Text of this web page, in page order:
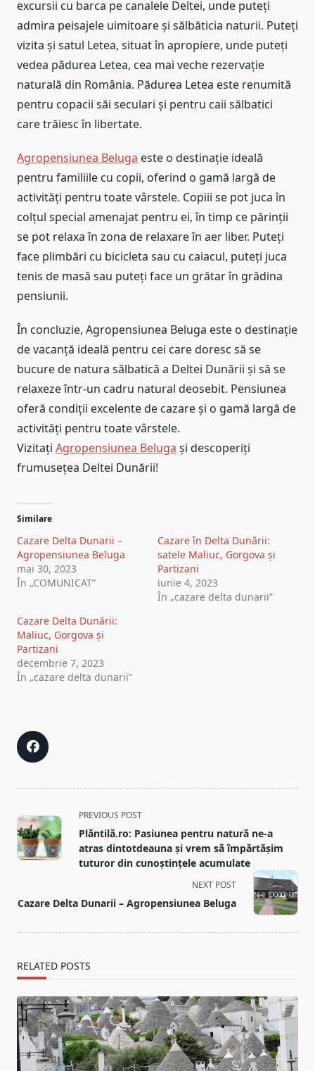
excursii cu barca pe canalele Deltei, unde puteți
admira peisajele uimitoare și sălbăticia naturii. Puteți
vizita și satul Letea, situat în apropiere, unde puteți
vedea pădurea Letea, cea mai veche rezervație
naturală din România. Pădurea Letea este renumită
pentru copacii săi seculari și pentru caii sălbatici
care trăiesc în libertate.
Agropensiunea Beluga este o destinație ideală
pentru familiile cu copii, oferind o gamă largă de
activități pentru toate vârstele. Copiii se pot juca în
colțul special amenajat pentru ei, în timp ce părinții
se pot relaxa în zona de relaxare în aer liber. Puteți
face plimbări cu bicicleta sau cu caiacul, puteți juca
tenis de masă sau puteți face un grătar în grădina
pensiunii.
În concluzie, Agropensiunea Beluga este o destinație
de vacanță ideală pentru cei care doresc să se
bucure de natura sălbatică a Deltei Dunării și să se
relaxeze într-un cadru natural deosebit. Pensiunea
oferă condiții excelente de cazare și o gamă largă de
activități pentru toate vârstele.
Vizitați Agropensiunea Beluga și descoperiți
frumusețea Deltei Dunării!
Similare
Cazare Delta Dunarii –
Agropensiunea Beluga
mai 30, 2023
În „COMUNICAT”
Cazare în Delta Dunării:
satele Maliuc, Gorgova și
Partizani
iunie 4, 2023
În „cazare delta dunarii”
Cazare Delta Dunării:
Maliuc, Gorgova și
Partizani
decembrie 7, 2023
În „cazare delta dunarii”
<span
class="nav-
subtitle
screen-
text">Page</span>
PREVIOUS POST
Plăntilă.ro: Pasiunea pentru natură ne-a
atras dintotdeauna și vrem să împărtășim
tuturor din cunoștințele acumulate
NEXT POST
Cazare Delta Dunarii – Agropensiunea Beluga
RELATED POSTS